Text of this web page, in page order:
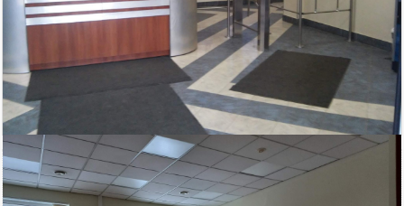
Московский район
ст.м. Звездная
Площадь
44 м2
83 600